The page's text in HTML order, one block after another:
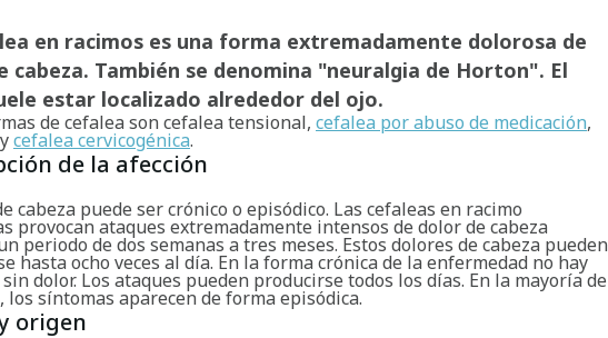
en racimos es una forma extremadamente dolorosa de
cabeza. También se denomina "neuralgia de Horton". El
estar localizado alrededor del ojo.
de cefalea son cefalea tensional, cefalea por abuso de medicación,
ycefalea cervicogénica.
de la afección
cabeza puede ser crónico o episódico. Las cefaleas en racimo
provocan ataques extremadamente intensos de dolor de cabeza
periodo de dos semanas a tres meses. Estos dolores de cabeza pueden
hasta ocho veces al día. En la forma crónica de la enfermedad no hay
dolor. Los ataques pueden producirse todos los días. En la mayoría de
los síntomas aparecen de forma episódica.
origen